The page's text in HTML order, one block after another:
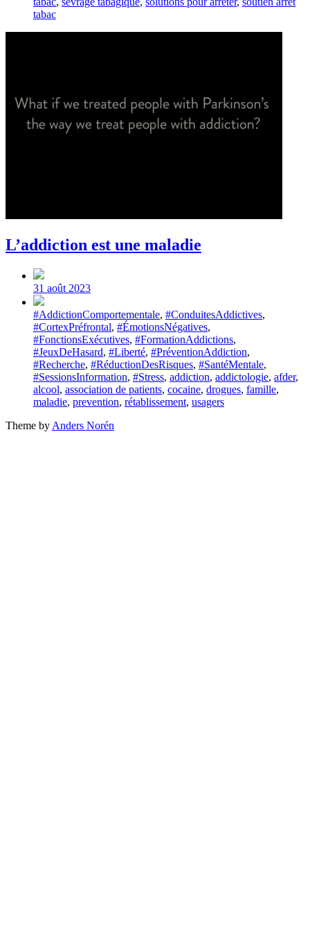
tabac
L’addiction est une maladie
Post
date
31 août 2023
Tagged
with
#AddictionComportementale, #ConduitesAddictives,
#CortexPréfrontal, #ÉmotionsNégatives,
#FonctionsExécutives, #FormationAddictions,
#JeuxDeHasard, #Liberté, #PréventionAddiction,
#Recherche, #RéductionDesRisques, #SantéMentale,
#SessionsInformation, #Stress, addiction, addictologie, afder,
alcool, association de patients, cocaine, drogues, famille,
maladie, prevention, rétablissement, usagers
Theme by Anders Norén